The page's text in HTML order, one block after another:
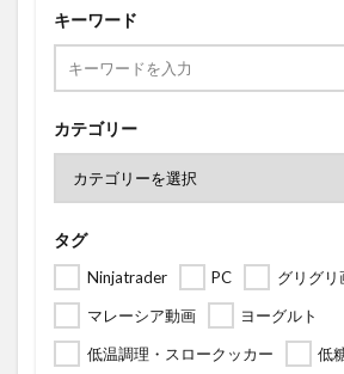
キーワード
カテゴリー
タグ
Ninjatrader PC
グリグリ
マレーシア動画
ヨーグルト
低温調理・スロークッカー
低